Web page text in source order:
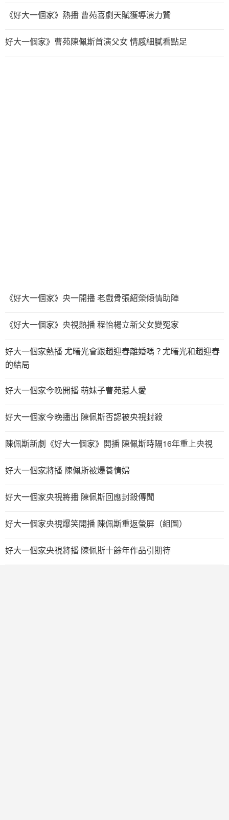
《好大一個家》熱播 曹苑喜劇天賦獲導演力贊
好大一個家》曹苑陳佩斯首演父女 情感細膩看點足
《好大一個家》央一開播 老戲骨張紹榮傾情助陣
《好大一個家》央視熱播 程怡楊立新父女變冤家
好大一個家熱播 尤曙光會跟趙迎春離婚嗎？尤曙光和趙迎春
的結局
好大一個家今晚開播 萌妹子曹苑惹人愛
好大一個家今晚播出 陳佩斯否認被央視封殺
陳佩斯新劇《好大一個家》開播 陳佩斯時隔16年重上央視
好大一個家將播 陳佩斯被爆養情婦
好大一個家央視將播 陳佩斯回應封殺傳聞
好大一個家央視爆笑開播 陳佩斯重返螢屏（組圖）
好大一個家央視將播 陳佩斯十餘年作品引期待